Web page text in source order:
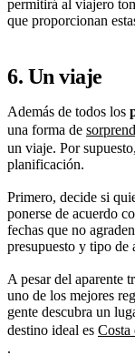
permitirá al viajero
que proporcionan
6. Un viaje
Además de todos los
una forma de
un viaje. Por
planificación.
Primero, decide si
ponerse de acuerdo
fechas que no
presupuesto y tipo de
A pesar del aparente
uno de los mejores
gente descubra un
destino ideal es Costa
.